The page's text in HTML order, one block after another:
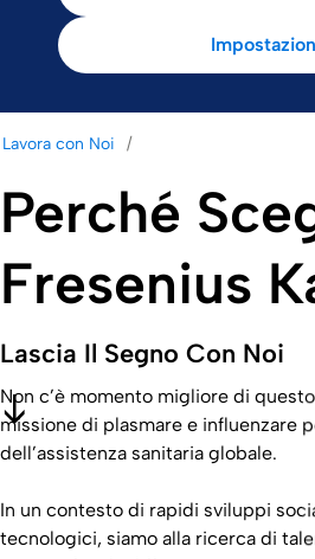
Lavora con Noi
Perché
Fresenius
Lascia Il Segno Con Noi
Non c’è momento migliore di
missione di plasmare e influenzare
dell’assistenza sanitaria globale.
In un contesto di rapidi sviluppi
tecnologici, siamo alla ricerca di